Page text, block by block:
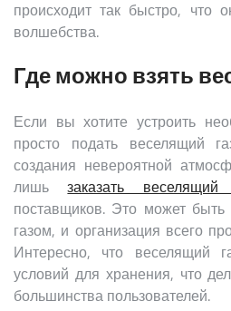
происходит так быстро, что
волшебства.
Где можно взять
Если вы хотите устроить
просто подать веселящий
создания невероятной
лишьзаказать веселящий
поставщиков. Это может
газом, и организация всего
Интересно, что веселящий
условий для хранения, что
большинства пользователей.